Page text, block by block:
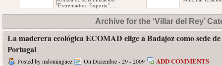
"Extremadura Exporta", ...
El XVI Congreso Nacional de
Hospitales arranca hoy martes, día
2, en el Teatro Romano ...
El acto incluye un
instalación, una
proyección
Archive for the ‘Villar del Rey’
La maderera ecológica ECOMAD elige a Badajoz como sede
Portugal
Posted by mdominguez On Diciembre - 29 - 2009 ADD COMMENTS